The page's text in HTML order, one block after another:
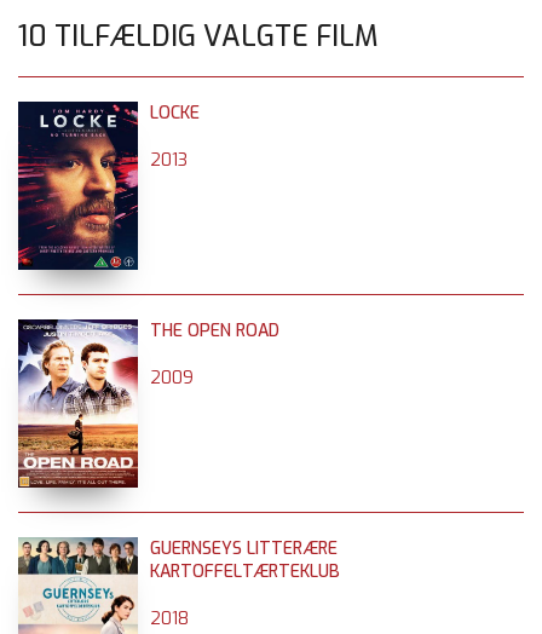
10 TILFÆLDIG VALGTE FILM
LOCKE
2013
THE OPEN ROAD
2009
GUERNSEYS LITTERÆRE
KARTOFFELTÆRTEKLUB
2018